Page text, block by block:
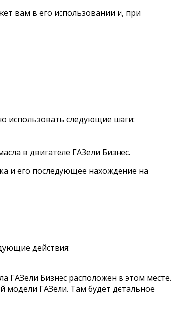
вам в его использовании и, при
использовать следующие шаги:
в двигателе ГАЗели Бизнес.
и его последующее нахождение на
действия:
ГАЗели Бизнес расположен в этом месте.
модели ГАЗели. Там будет детальное